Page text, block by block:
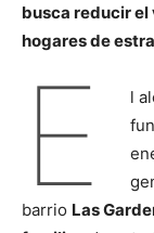
busca reducir el
hogares de
E l
barrio Las